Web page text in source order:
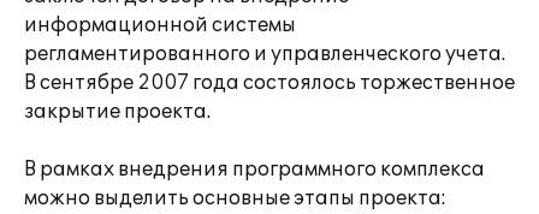
информационной системы
регламентированного и управленческого учета.
В сентябре 2007 года состоялось торжественное
закрытие проекта.
В рамках внедрения программного комплекса
можно выделить основные этапы проекта: